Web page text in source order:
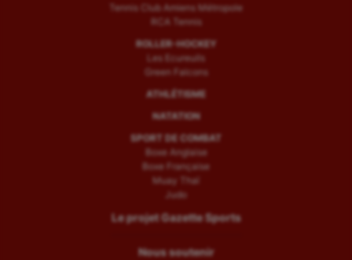
Tennis Club Amiens Métropole
RCA Tennis
ROLLER-HOCKEY
Les Ecureuils
Green Falcons
ATHLÉTISME
NATATION
SPORT DE COMBAT
Boxe Anglaise
Boxe Française
Muay Thaï
Judo
Le projet Gazette Sports
Nous soutenir